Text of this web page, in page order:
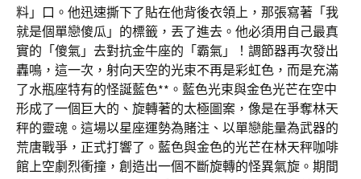
料」口。他迅速撕下了貼在他背後衣領上，那張寫著「我
就是個單戀傻瓜」的標籤，丟了進去。他必須用自己最真
實的「傻氣」去對抗金牛座的「霸氣」！調節器再次發出
轟鳴，這一次，射向天空的光束不再是彩虹色，而是充滿
了水瓶座特有的怪誕藍色**。藍色光束與金色光芒在空中
形成了一個巨大的、旋轉著的太極圖案，像是在爭奪林天
秤的靈魂。這場以星座運勢為賭注、以單戀能量為武器的
荒唐戰爭，正式打響了。藍色與金色的光芒在林天秤咖啡
館上空劇烈衝撞，創造出一個不斷旋轉的怪異氣旋。期間